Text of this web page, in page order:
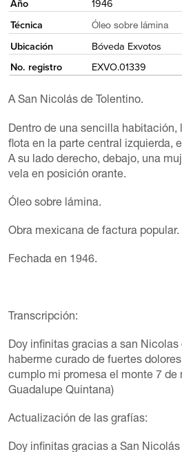
Año
1946
Técnica
Óleo sobre lámina
Ubicación
Bóveda Exvotos
No. registro
EXVO.01339
A San Nicolás de Tolentino.
Dentro de una sencilla habitación,
flota en la parte central izquierda,
A su lado derecho, debajo, una
vela en posición orante.
Óleo sobre lámina.
Obra mexicana de factura popular.
Fechada en 1946.
Transcripción:
Doy infinitas gracias a san Nicolas
haberme curado de fuertes
cumplo mi promesa el monte 7 de
Guadalupe Quintana)
Actualización de las grafías:
Doy infinitas gracias a San